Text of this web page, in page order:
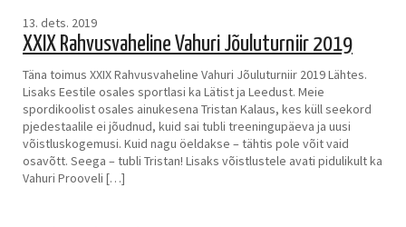
13. dets. 2019
XXIX Rahvusvaheline Vahuri Jõuluturniir 2019
Täna toimus XXIX Rahvusvaheline Vahuri Jõuluturniir 2019 Lähtes.
Lisaks Eestile osales sportlasi ka Lätist ja Leedust. Meie
spordikoolist osales ainukesena Tristan Kalaus, kes küll seekord
pjedestaalile ei jõudnud, kuid sai tubli treeningupäeva ja uusi
võistluskogemusi. Kuid nagu öeldakse – tähtis pole võit vaid
osavõtt. Seega – tubli Tristan! Lisaks võistlustele avati pidulikult ka
Vahuri Prooveli […]